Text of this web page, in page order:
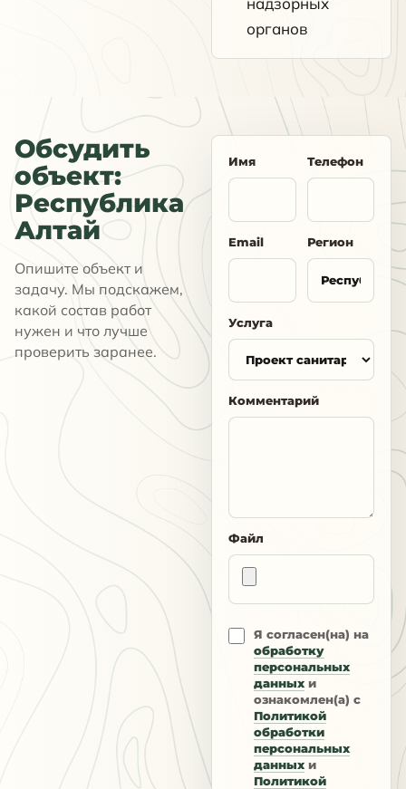
органов
Обсудить
объект:
Республика
Алтай
Опишите объект и
задачу. Мы подскажем,
какой состав работ
нужен и что лучше
проверить заранее.
Имя Телефон
Email Регион
Услуга
Комментарий
Файл
Я согласен(на) на
обработку
персональных
данных и
ознакомлен(а) с
Политикой
обработки
персональных
данных и
Политикой